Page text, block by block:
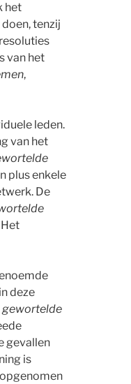
het
tenzij
van het
,
leden.
van het
plus enkele
De
deze
gewortelde
gevallen
is